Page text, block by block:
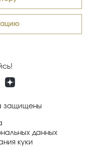
защищены
данных
куки